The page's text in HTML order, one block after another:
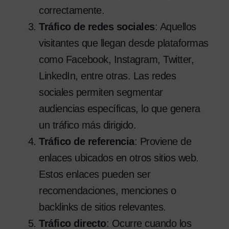
correctamente.
Tráfico de redes sociales: Aquellos
visitantes que llegan desde plataformas
como Facebook, Instagram, Twitter,
LinkedIn, entre otras. Las redes
sociales permiten segmentar
audiencias específicas, lo que genera
un tráfico más dirigido.
Tráfico de referencia: Proviene de
enlaces ubicados en otros sitios web.
Estos enlaces pueden ser
recomendaciones, menciones o
backlinks de sitios relevantes.
Tráfico directo: Ocurre cuando los